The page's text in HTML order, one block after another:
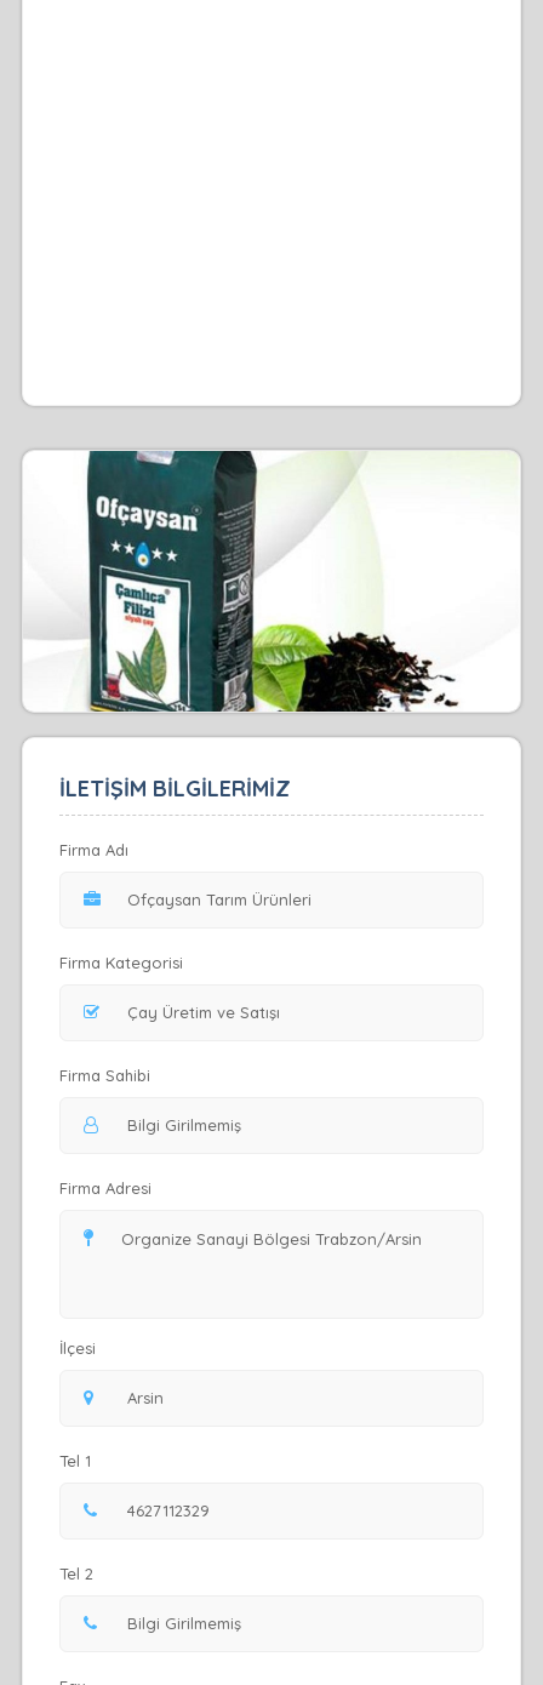
İLETİŞİM BİLGİLERİMİZ
Firma Adı
Firma Kategorisi
Firma Sahibi
Firma Adresi
İlçesi
Tel 1
Tel 2